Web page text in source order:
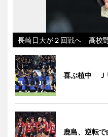
長崎日大が２回戦へ 高校
喜ぶ植中 Ｊ
鹿島、逆転